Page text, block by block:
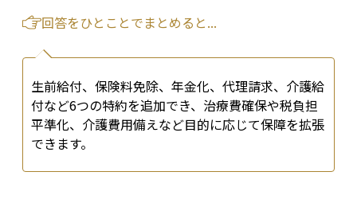
回答をひとことでまとめると...
生前給付、保険料免除、年金化、代理請求、介護給
付など6つの特約を追加でき、治療費確保や税負担
平準化、介護費用備えなど目的に応じて保障を拡張
できます。